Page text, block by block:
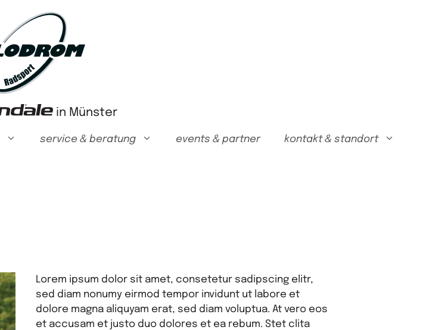
in Münster
service & beratung events & partner kontakt & standort
Lorem ipsum dolor sit amet, consetetur sadipscing elitr,
sed diam nonumy eirmod tempor invidunt ut labore et
dolore magna aliquyam erat, sed diam voluptua. At vero eos
et accusam et justo duo dolores et ea rebum. Stet clita